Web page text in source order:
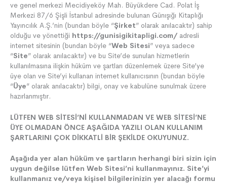
ve genel merkezi Mecidiyeköy Mah. Büyükdere Cad. Polat İş
Merkezi 87/6 Şişli İstanbul adresinde bulunan Günışığı Kitaplığı
Yayıncılık A.Ş.’nin (bundan böyle “Şirket” olarak anılacaktır) sahip
olduğu ve yönettiği https://gunisigikitapligi.com/ adresli
internet sitesinin (bundan böyle “Web Sitesi” veya sadece
“Site” olarak anılacaktır) ve bu Site’de sunulan hizmetlerin
kullanılmasına ilişkin hüküm ve şartları düzenlemek üzere Site’ye
üye olan ve Site’yi kullanan internet kullanıcısının (bundan böyle
“Üye” olarak anılacaktır) bilgi, onay ve kabulüne sunulmak üzere
hazırlanmıştır.
LÜTFEN WEB SİTESİ’Nİ KULLANMADAN VE WEB SİTESİ’NE
ÜYE OLMADAN ÖNCE AŞAĞIDA YAZILI OLAN KULLANIM
ŞARTLARINI ÇOK DİKKATLİ BİR ŞEKİLDE OKUYUNUZ.
Aşağıda yer alan hüküm ve şartların herhangi biri sizin için
uygun değilse lütfen Web Sitesi’ni kullanmayınız. Site’yi
kullanmanız ve/veya kişisel bilgilerinizin yer alacağı formu